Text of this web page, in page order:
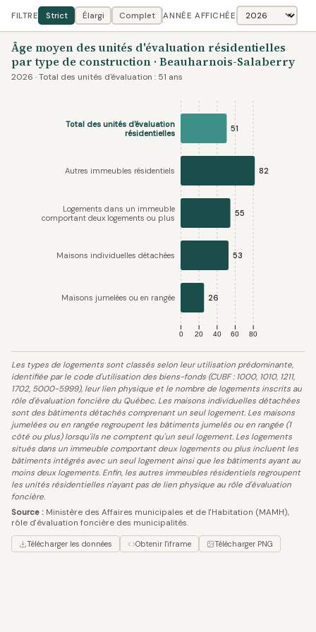
FILTRE Strict Élargi Complet ANNÉE AFFICHÉE
Âge moyen des unités d'évaluation résidentielles
par type de construction · Beauharnois-Salaberry
2026 · Total des unités d'évaluation : 51 ans
0 20 40 60 80
26
Maisons jumelées ou en rangée
53
Maisons individuelles détachées
55
Logements dans un immeuble
comportant deux logements ou plus
82
Autres immeubles résidentiels
51
Total des unités d'évaluation
résidentielles
Les types de logements sont classés selon leur utilisation prédominante,
identifiée par le code d'utilisation des biens-fonds (CUBF : 1000, 1010, 1211,
1702, 5000-5999), leur lien physique et le nombre de logements inscrits au
rôle d'évaluation foncière du Québec. Les maisons individuelles détachées
sont des bâtiments détachés comprenant un seul logement. Les maisons
jumelées ou en rangée regroupent les bâtiments jumelés ou en rangée (1
côté ou plus) lorsqu'ils ne comptent qu'un seul logement. Les logements
situés dans un immeuble comportant deux logements ou plus incluent les
bâtiments intégrés avec un seul logement ainsi que les bâtiments ayant au
moins deux logements. Enfin, les autres immeubles résidentiels regroupent
les unités résidentielles n'ayant pas de lien physique au rôle d'évaluation
foncière.
Source : Ministère des Affaires municipales et de l'Habitation (MAMH),
rôle d'évaluation foncière des municipalités.
Télécharger les données Obtenir l'iframe Télécharger PNG